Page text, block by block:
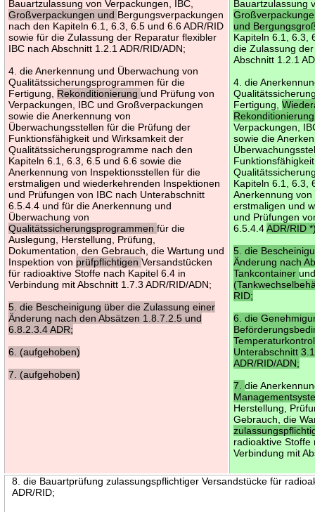
Bauartzulassung von Verpackungen, IBC,
Großverpackungen und Bergungsverpackungen
nach den Kapiteln 6.1, 6.3, 6.5 und 6.6 ADR/RID
sowie für die Zulassung der Reparatur flexibler
IBC nach Abschnitt 1.2.1 ADR/RID/ADN;
4. die Anerkennung und Überwachung von
Qualitätssicherungsprogrammen für die
Fertigung, Rekonditionierungund Prüfung von
Verpackungen, IBC und Großverpackungen
sowie die Anerkennung von
Überwachungsstellen für die Prüfung der
Funktionsfähigkeit und Wirksamkeit der
Qualitätssicherungsprogramme nach den
Kapiteln 6.1, 6.3, 6.5 und 6.6 sowie die
Anerkennung von Inspektionsstellen für die
erstmaligen und wiederkehrenden Inspektionen
und Prüfungen von IBC nach Unterabschnitt
6.5.4.4 und für die Anerkennung und
Überwachung von
Qualitätssicherungsprogrammenfür die
Auslegung, Herstellung, Prüfung,
Dokumentation, den Gebrauch, die Wartung und
Inspektion von prüfpflichtigenVersandstücken
für radioaktive Stoffe nach Kapitel 6.4 in
Verbindung mit Abschnitt 1.7.3 ADR/RID/ADN;
5. die Bescheinigung über die Zulassung einer
Änderung nach den Absätzen 1.8.7.2.5 und
6.8.2.3.4 ADR;
6. (aufgehoben)
7. (aufgehoben)
Bauartzulassung
und
Kapiteln 6.1, 6.3,
die Zulassung
Abschnitt 1.2.1
4. die
Fertigung,
Verpackungen,
sowie die
Kapiteln 6.1, 6.3,
Anerkennung
erstmaligen und
und Prüfungen
6.5.4.4ADR/RID
5. die
Änderung nach
Tankcontainer
RID;
6. die
Unterabschnitt
ADR/RID/ADN;
7.die
Herstellung,
Gebrauch, die
radioaktive
Verbindung mit
8. die Bauartprüfung zulassungspflichtiger Versandstücke für
ADR/RID;